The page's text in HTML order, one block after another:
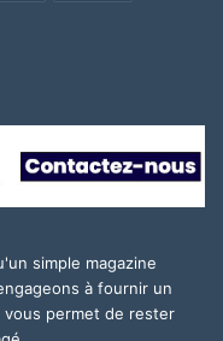
simple magazine
à fournir un
permet de rester